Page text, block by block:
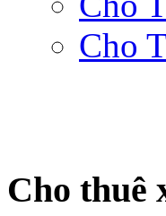
Cho
Cho thuê